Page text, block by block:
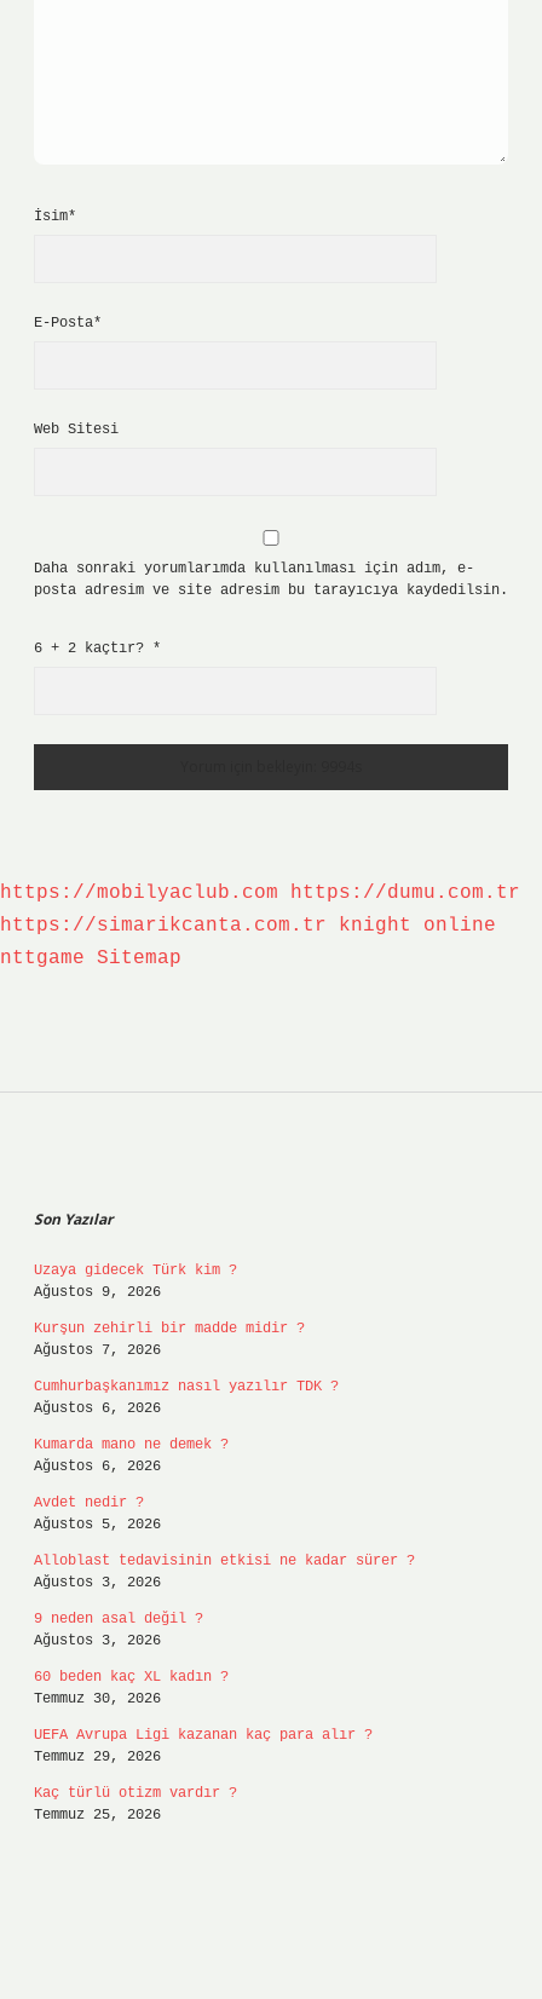
İsim*
E-Posta*
Web Sitesi
Daha sonraki yorumlarımda kullanılması için adım, e-
posta adresim ve site adresim bu tarayıcıya kaydedilsin.
6 + 2 kaçtır? *
https://mobilyaclub.com
https://dumu.com.tr
https://simarikcanta.com.tr
knight online
nttgame
Sitemap
Son Yazılar
Uzaya gidecek Türk kim ?
Ağustos 9, 2026
Kurşun zehirli bir madde midir ?
Ağustos 7, 2026
Cumhurbaşkanımız nasıl yazılır TDK ?
Ağustos 6, 2026
Kumarda mano ne demek ?
Ağustos 6, 2026
Avdet nedir ?
Ağustos 5, 2026
Alloblast tedavisinin etkisi ne kadar sürer ?
Ağustos 3, 2026
9 neden asal değil ?
Ağustos 3, 2026
60 beden kaç XL kadın ?
Temmuz 30, 2026
UEFA Avrupa Ligi kazanan kaç para alır ?
Temmuz 29, 2026
Kaç türlü otizm vardır ?
Temmuz 25, 2026